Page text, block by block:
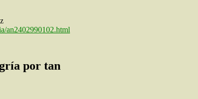
an2402990102.html
por tan